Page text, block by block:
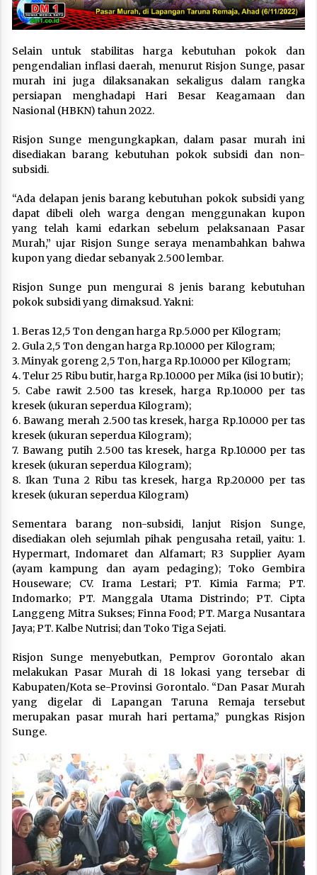
Selain untuk stabilitas harga kebutuhan pokok dan
pengendalian inflasi daerah, menurut Risjon Sunge, pasar
murah ini juga dilaksanakan sekaligus dalam rangka
persiapan menghadapi Hari Besar Keagamaan dan
Nasional (HBKN) tahun 2022.
Risjon Sunge mengungkapkan, dalam pasar murah ini
disediakan barang kebutuhan pokok subsidi dan non-
subsidi.
“Ada delapan jenis barang kebutuhan pokok subsidi yang
dapat dibeli oleh warga dengan menggunakan kupon
yang telah kami edarkan sebelum pelaksanaan Pasar
Murah,” ujar Risjon Sunge seraya menambahkan bahwa
kupon yang diedar sebanyak 2.500 lembar.
Risjon Sunge pun mengurai 8 jenis barang kebutuhan
pokok subsidi yang dimaksud. Yakni:
1. Beras 12,5 Ton dengan harga Rp.5.000 per Kilogram;
2. Gula 2,5 Ton dengan harga Rp.10.000 per Kilogram;
3. Minyak goreng 2,5 Ton, harga Rp.10.000 per Kilogram;
4. Telur 25 Ribu butir, harga Rp.10.000 per Mika (isi 10 butir);
5. Cabe rawit 2.500 tas kresek, harga Rp.10.000 per tas
kresek (ukuran seperdua Kilogram);
6. Bawang merah 2.500 tas kresek, harga Rp.10.000 per tas
kresek (ukuran seperdua Kilogram);
7. Bawang putih 2.500 tas kresek, harga Rp.10.000 per tas
kresek (ukuran seperdua Kilogram);
8. Ikan Tuna 2 Ribu tas kresek, harga Rp.20.000 per tas
kresek (ukuran seperdua Kilogram)
Sementara barang non-subsidi, lanjut Risjon Sunge,
disediakan oleh sejumlah pihak pengusaha retail, yaitu: 1.
Hypermart, Indomaret dan Alfamart; R3 Supplier Ayam
(ayam kampung dan ayam pedaging); Toko Gembira
Houseware; CV. Irama Lestari; PT. Kimia Farma; PT.
Indomarko; PT. Manggala Utama Distrindo; PT. Cipta
Langgeng Mitra Sukses; Finna Food; PT. Marga Nusantara
Jaya; PT. Kalbe Nutrisi; dan Toko Tiga Sejati.
Risjon Sunge menyebutkan, Pemprov Gorontalo akan
melakukan Pasar Murah di 18 lokasi yang tersebar di
Kabupaten/Kota se-Provinsi Gorontalo. “Dan Pasar Murah
yang digelar di Lapangan Taruna Remaja tersebut
merupakan pasar murah hari pertama,” pungkas Risjon
Sunge.